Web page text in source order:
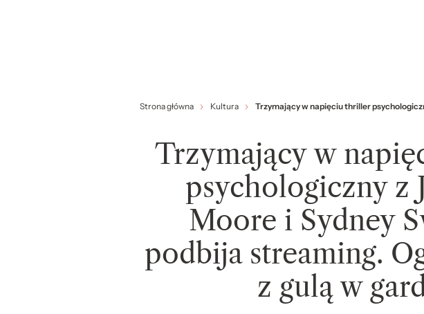
Strona główna Kultura Trzymający w napięciu thriller
Trzymający w
psychologiczny z
Moore i Sydney
podbija streaming.
z gulą w